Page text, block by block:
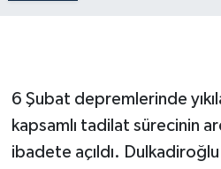
6 Şubat depremlerinde
kapsamlı tadilat sürecinin
ibadete açıldı.